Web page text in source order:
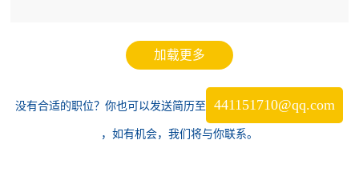
没有合适的职位？你也可以发送简历至 441151710@qq.com
，如有机会，我们将与你联系。